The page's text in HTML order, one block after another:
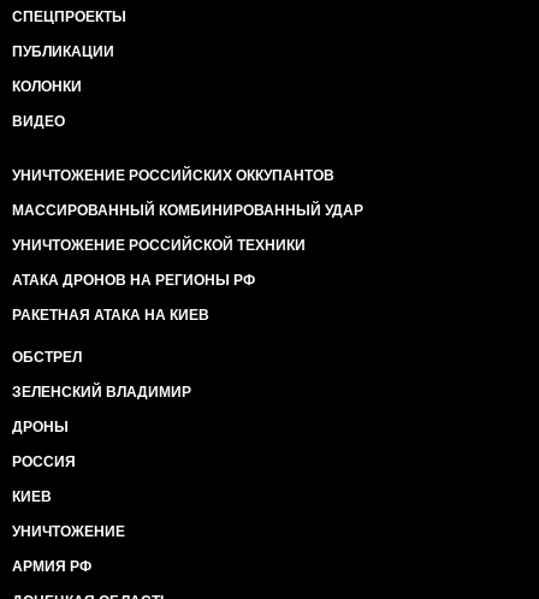
СПЕЦПРОЕКТЫ
ПУБЛИКАЦИИ
КОЛОНКИ
ВИДЕО
УНИЧТОЖЕНИЕ РОССИЙСКИХ ОККУПАНТОВ
МАССИРОВАННЫЙ КОМБИНИРОВАННЫЙ УДАР
УНИЧТОЖЕНИЕ РОССИЙСКОЙ ТЕХНИКИ
АТАКА ДРОНОВ НА РЕГИОНЫ РФ
РАКЕТНАЯ АТАКА НА КИЕВ
ОБСТРЕЛ
ЗЕЛЕНСКИЙ ВЛАДИМИР
ДРОНЫ
РОССИЯ
КИЕВ
УНИЧТОЖЕНИЕ
АРМИЯ РФ